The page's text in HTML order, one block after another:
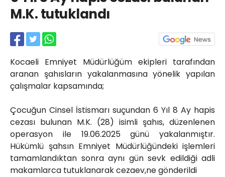
M.K. tutuklandı
Kocaeli Emniyet Müdürlüğüm ekipleri tarafından
aranan şahısların yakalanmasına yönelik yapılan
çalışmalar kapsamında;
Çocuğun Cinsel İstismarı suçundan 6 Yıl 8 Ay hapis
cezası bulunan M.K. (28) isimli şahıs, düzenlenen
operasyon ile 19.06.2025 günü yakalanmıştır.
Hükümlü şahsın Emniyet Müdürlüğündeki işlemleri
tamamlandıktan sonra aynı gün sevk edildiği adli
makamlarca tutuklanarak cezaev,ne gönderildi
Yahya Kaptan Mahallesi
Akkavaklar Caddesi No:17/4 İzmit-
kocaelisokak@gmail.com